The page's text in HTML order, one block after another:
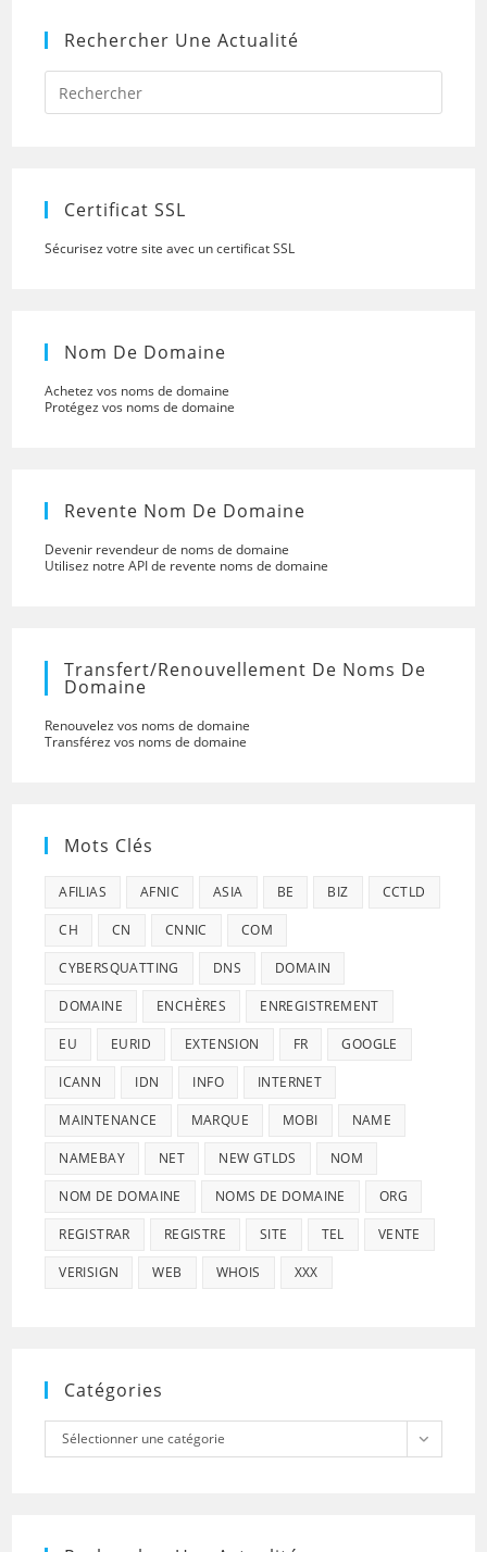
Rechercher Une Actualité
Press
to
Certificat SSL
Sécurisez votre site avec un certificat SSL
Nom De Domaine
Achetez vos noms de domaine
Protégez vos noms de domaine
Revente Nom De Domaine
Devenir revendeur de noms de domaine
Utilisez notre API de revente noms de domaine
Transfert/renouvellement De Noms De
Domaine
Renouvelez vos noms de domaine
Transférez vos noms de domaine
Mots Clés
AFILIAS AFNIC ASIA BE BIZ CCTLD
CH CN CNNIC COM
CYBERSQUATTING DNS DOMAIN
DOMAINE ENCHÈRES ENREGISTREMENT
EU EURID EXTENSION FR GOOGLE
ICANN IDN INFO INTERNET
MAINTENANCE MARQUE MOBI NAME
NAMEBAY NET NEW GTLDS NOM
NOM DE DOMAINE NOMS DE DOMAINE ORG
REGISTRAR REGISTRE SITE TEL VENTE
VERISIGN WEB WHOIS XXX
Catégories
Catégories
Sélectionner une catégorie